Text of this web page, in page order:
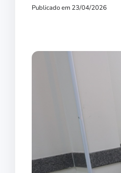
Publicado em 23/04/2026